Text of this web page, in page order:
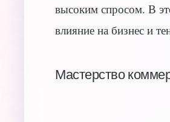
высоким спросом. В
влияние на бизнес и
Мастерство